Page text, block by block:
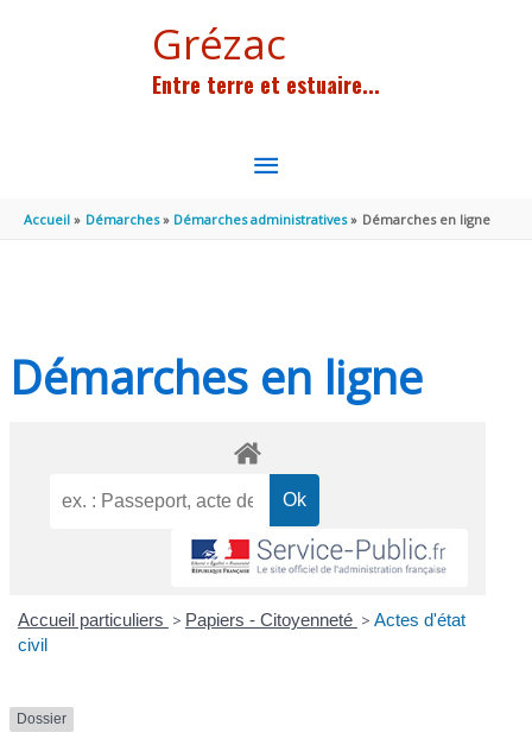
Grézac
Entre terre et estuaire...
MENU
PRINCIPAL
Accueil Démarches Démarches administratives Démarches en ligne
Démarches en ligne
Accueil particuliers > Papiers - Citoyenneté > Actes d'état
civil
Dossier